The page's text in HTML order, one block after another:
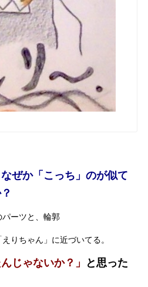
ぜか「こっち」のが似て
ーツと、輪郭
りちゃん」に近づいてる。
じゃないか？」
と思った